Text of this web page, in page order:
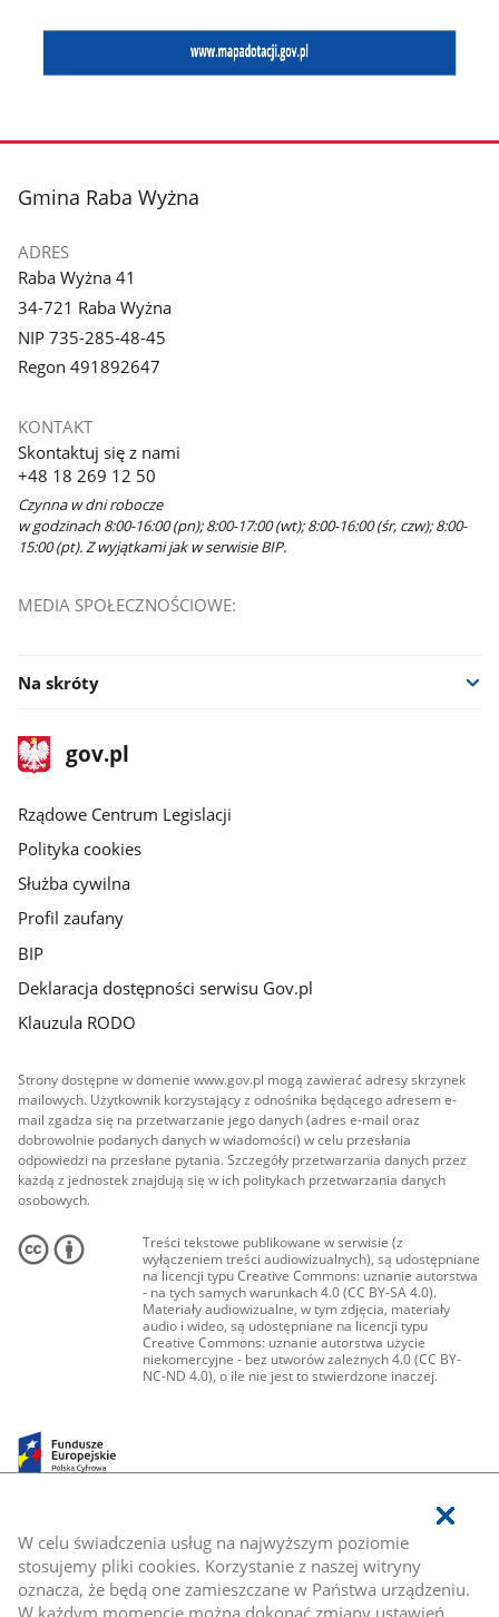
W celu świadczenia usług na najwyższym poziomie
stosujemy pliki cookies. Korzystanie z naszej witryny
oznacza, że będą one zamieszczane w Państwa urządzeniu.
W każdym momencie można dokonać zmiany ustawień
stopka
Gmina Raba Wyżna
ADRES
Raba Wyżna 41
34-721 Raba Wyżna
NIP 735-285-48-45
Regon 491892647
KONTAKT
Skontaktuj się z nami
+48 18 269 12 50
Czynna w dni robocze
w godzinach 8:00-16:00 (pn); 8:00-17:00 (wt); 8:00-16:00 (śr, czw); 8:00-
15:00 (pt). Z wyjątkami jak w serwisie BIP.
MEDIA SPOŁECZNOŚCIOWE:
Na skróty
stopka
gov.plStrona
gov.pl
Rządowe Centrum Legislacji
Polityka cookies
Służba cywilna
Profil zaufany
BIP
Deklaracja dostępności serwisu Gov.pl
Klauzula RODO
Strony dostępne w domenie www.gov.pl mogą zawierać adresy skrzynek
mailowych. Użytkownik korzystający z odnośnika będącego adresem e-
mail zgadza się na przetwarzanie jego danych (adres e-mail oraz
dobrowolnie podanych danych w wiadomości) w celu przesłania
odpowiedzi na przesłane pytania. Szczegóły przetwarzania danych przez
każdą z jednostek znajdują się w ich politykach przetwarzania danych
osobowych.
Treści tekstowe publikowane w serwisie (z
wyłączeniem treści audiowizualnych), są udostępniane
na licencji typu Creative Commons: uznanie autorstwa
- na tych samych warunkach 4.0 (CC BY-SA 4.0).
Materiały audiowizualne, w tym zdjęcia, materiały
audio i wideo, są udostępniane na licencji typu
Creative Commons: uznanie autorstwa użycie
niekomercyjne - bez utworów zależnych 4.0 (CC BY-
NC-ND 4.0), o ile nie jest to stwierdzone inaczej.